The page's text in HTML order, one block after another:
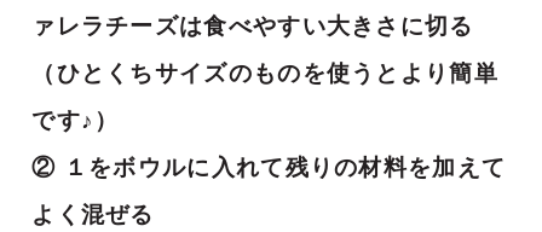
ァレラチーズは食べやすい大きさに切る
（ひとくちサイズのものを使うとより簡単
です♪）
② １をボウルに入れて残りの材料を加えて
よく混ぜる